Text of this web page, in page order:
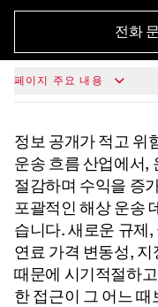
전화
페이지 주요 내용
정보 공개가 적고 위
운송 흐름 산업에서,
절감하며 수익을 증
포괄적인 해상 운송
습니다. 새로운 규제
연료 가격 변동성,
때문에 시기적절하
한 접근이 그 어느